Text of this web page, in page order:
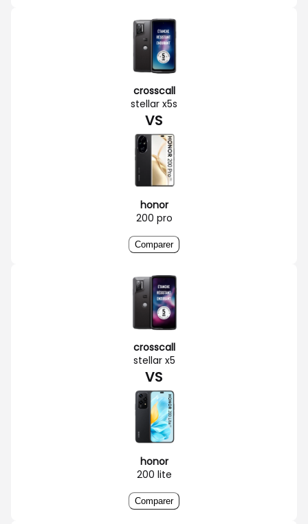
crosscall
stellar x5s
VS
honor
200 pro
Comparer
crosscall
stellar x5
VS
honor
200 lite
Comparer